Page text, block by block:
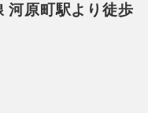
河原町駅より徒歩